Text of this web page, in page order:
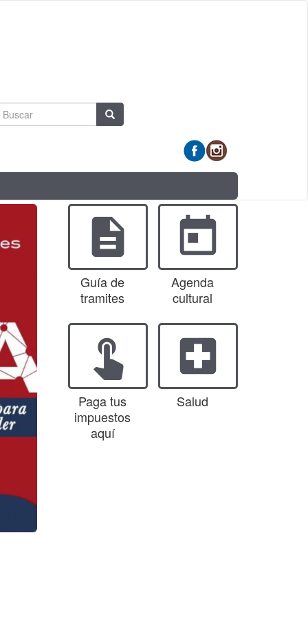
description
Guía de
tramites
today
Agenda
cultural
touch_app
Paga tus
impuestos
aquí
local_hospital
Salud